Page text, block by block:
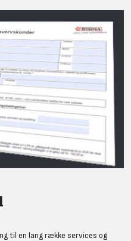
til en lang række services og